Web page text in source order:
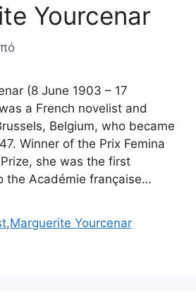
Yourcenar
(8 June 1903 – 17
a French novelist and
Belgium, who became
Winner of the Prix Femina
she was the first
the Académie française…
,Marguerite Yourcenar